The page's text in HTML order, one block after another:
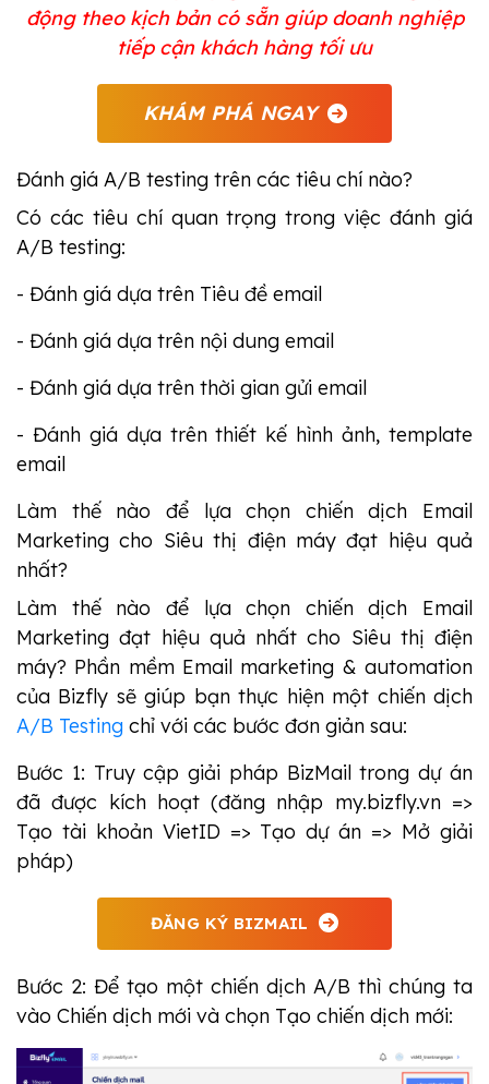
động theo kịch bản có sẵn giúp doanh nghiệp
tiếp cận khách hàng tối ưu
KHÁM PHÁ NGAY
Đánh giá A/B testing trên các tiêu chí nào?
Có các tiêu chí quan trọng trong việc đánh giá
A/B testing:
- Đánh giá dựa trên Tiêu đề email
- Đánh giá dựa trên nội dung email
- Đánh giá dựa trên thời gian gửi email
- Đánh giá dựa trên thiết kế hình ảnh, template
email
Làm thế nào để lựa chọn chiến dịch Email
Marketing cho Siêu thị điện máy đạt hiệu quả
nhất?
Làm thế nào để lựa chọn chiến dịch Email
Marketing đạt hiệu quả nhất cho Siêu thị điện
máy? Phần mềm Email marketing & automation
của Bizfly sẽ giúp bạn thực hiện một chiến dịch
A/B Testing chỉ với các bước đơn giản sau:
Bước 1: Truy cập giải pháp BizMail trong dự án
đã được kích hoạt (đăng nhập my.bizfly.vn =>
Tạo tài khoản VietID => Tạo dự án => Mở giải
pháp)
ĐĂNG KÝ BIZMAIL
Bước 2: Để tạo một chiến dịch A/B thì chúng ta
vào Chiến dịch mới và chọn Tạo chiến dịch mới: